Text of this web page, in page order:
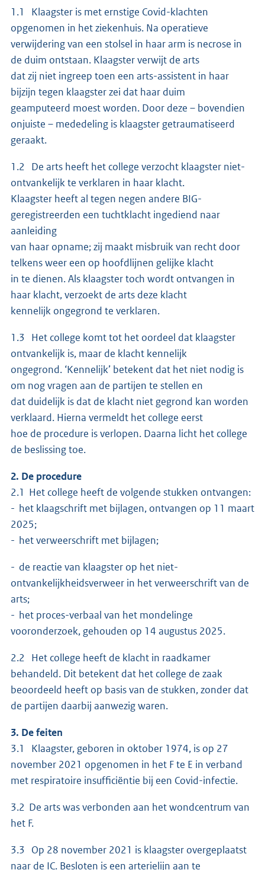
1.1 Klaagster is met ernstige Covid-klachten
opgenomen in het ziekenhuis. Na operatieve
verwijdering van een stolsel in haar arm is necrose in
de duim ontstaan. Klaagster verwijt de arts
dat zij niet ingreep toen een arts-assistent in haar
bijzijn tegen klaagster zei dat haar duim
geamputeerd moest worden. Door deze – bovendien
onjuiste – mededeling is klaagster getraumatiseerd
geraakt.
1.2 De arts heeft het college verzocht klaagster niet-
ontvankelijk te verklaren in haar klacht.
Klaagster heeft al tegen negen andere BIG-
geregistreerden een tuchtklacht ingediend naar
aanleiding
van haar opname; zij maakt misbruik van recht door
telkens weer een op hoofdlijnen gelijke klacht
in te dienen. Als klaagster toch wordt ontvangen in
haar klacht, verzoekt de arts deze klacht
kennelijk ongegrond te verklaren.
1.3 Het college komt tot het oordeel dat klaagster
ontvankelijk is, maar de klacht kennelijk
ongegrond. ‘Kennelijk’ betekent dat het niet nodig is
om nog vragen aan de partijen te stellen en
dat duidelijk is dat de klacht niet gegrond kan worden
verklaard. Hierna vermeldt het college eerst
hoe de procedure is verlopen. Daarna licht het college
de beslissing toe.
2. De procedure
2.1 Het college heeft de volgende stukken ontvangen:
- het klaagschrift met bijlagen, ontvangen op 11 maart
2025;
- het verweerschrift met bijlagen;
- de reactie van klaagster op het niet-
ontvankelijkheidsverweer in het verweerschrift van de
arts;
- het proces-verbaal van het mondelinge
vooronderzoek, gehouden op 14 augustus 2025.
2.2 Het college heeft de klacht in raadkamer
behandeld. Dit betekent dat het college de zaak
beoordeeld heeft op basis van de stukken, zonder dat
de partijen daarbij aanwezig waren.
3. De feiten
3.1 Klaagster, geboren in oktober 1974, is op 27
november 2021 opgenomen in het F te E in verband
met respiratoire insufficiëntie bij een Covid-infectie.
3.2 De arts was verbonden aan het wondcentrum van
het F.
3.3 Op 28 november 2021 is klaagster overgeplaatst
naar de IC. Besloten is een arterielijn aan te